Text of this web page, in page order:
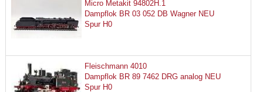
Micro Metakit 94802H.1
Dampflok BR 03 052 DB Wagner NEU
Spur H0
Fleischmann 4010
Dampflok BR 89 7462 DRG analog NEU
Spur H0